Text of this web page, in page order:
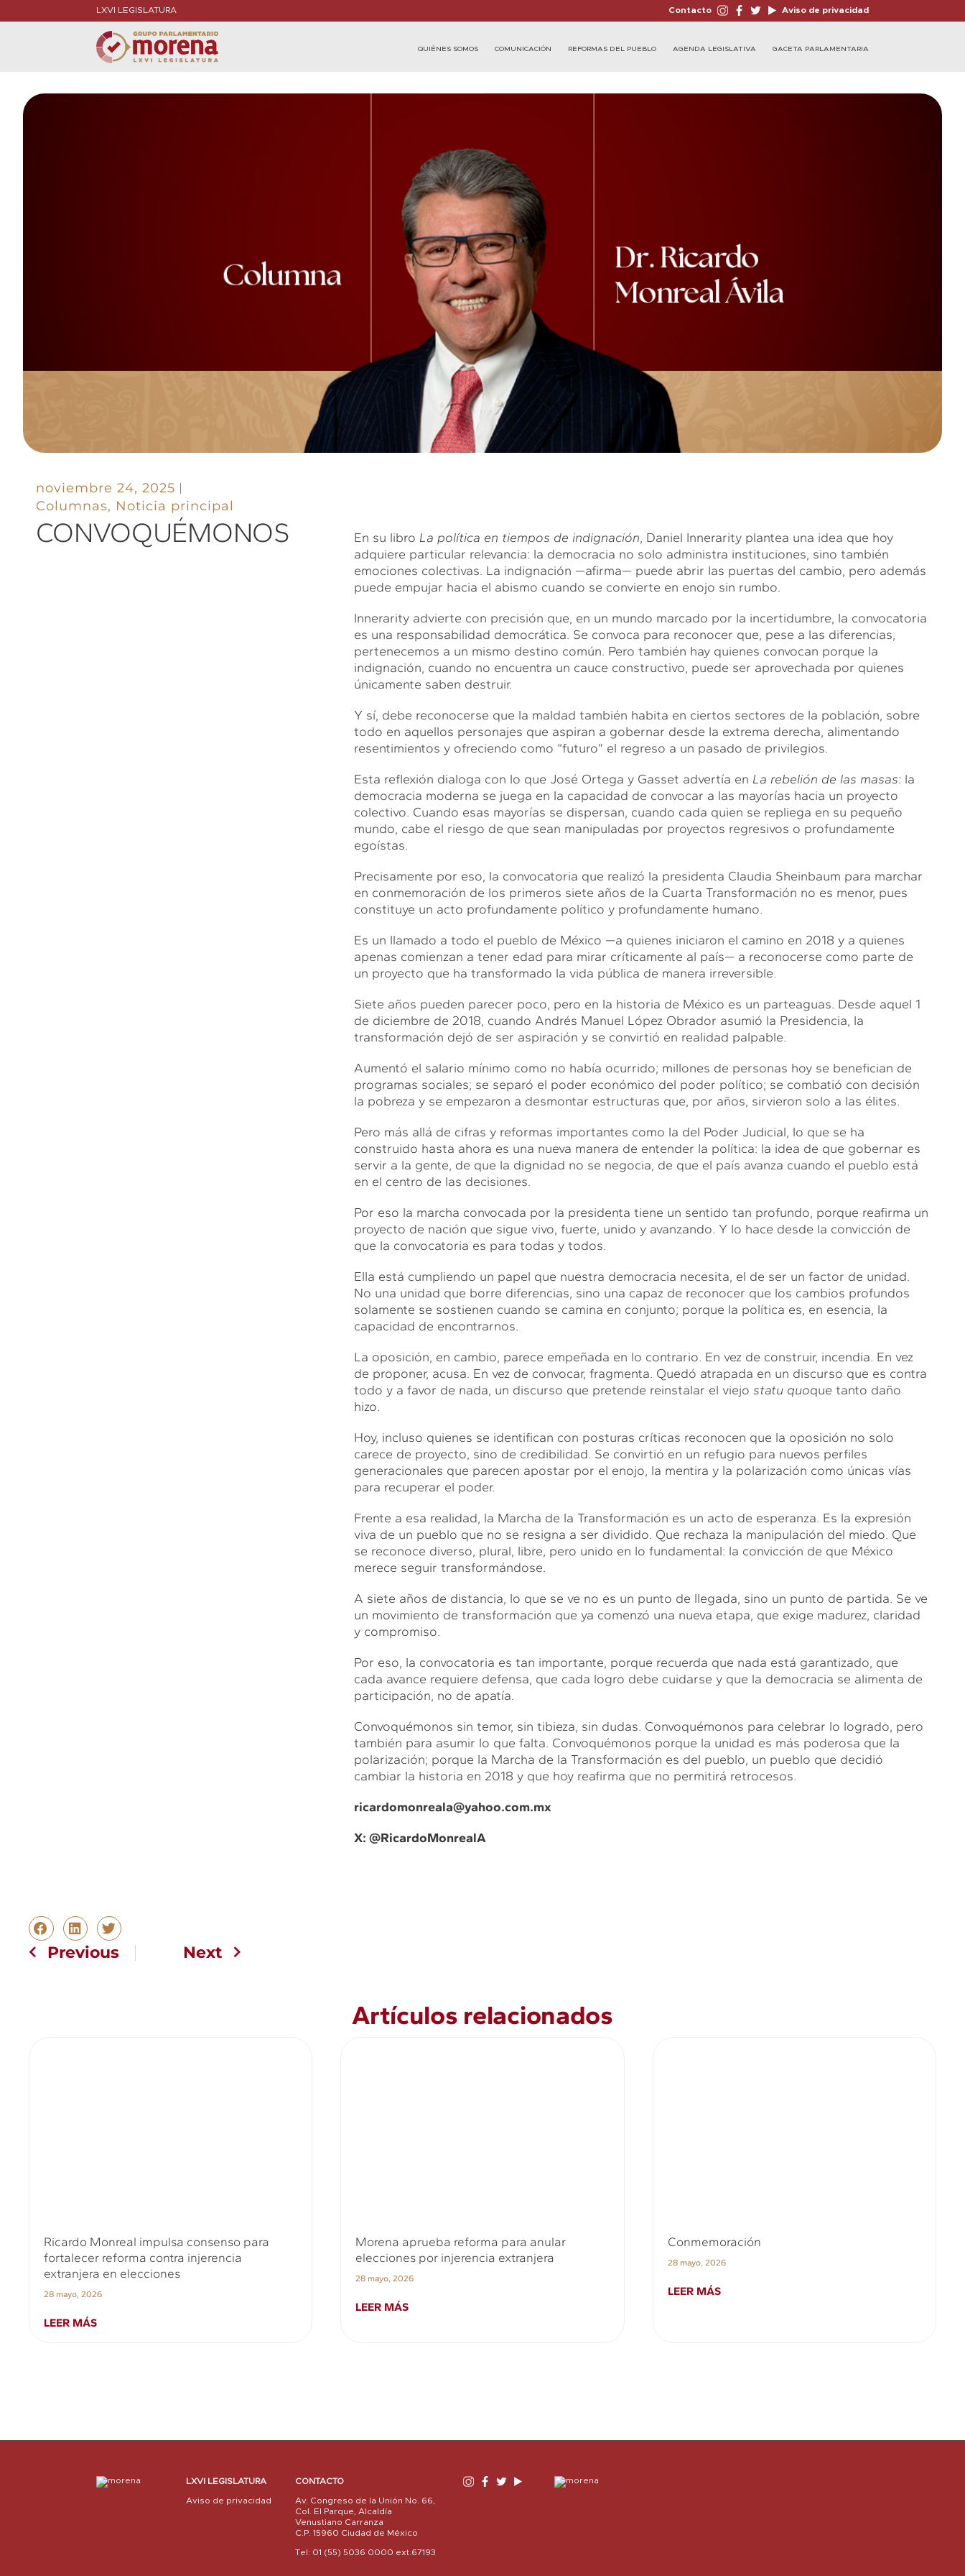
LXVI LEGISLATURA Contacto Aviso de privacidad
QUIÉNES SOMOS COMUNICACIÓN REFORMAS DEL PUEBLO AGENDA LEGISLATIVA GACETA PARLAMENTARIA
noviembre 24, 2025
Columnas, Noticia principal
CONVOQUÉMONOS En su libro La política en tiempos de indignación, Daniel Innerarity plantea una idea que hoy
adquiere particular relevancia: la democracia no solo administra instituciones, sino también
emociones colectivas. La indignación —afirma— puede abrir las puertas del cambio, pero además
puede empujar hacia el abismo cuando se convierte en enojo sin rumbo.
Innerarity advierte con precisión que, en un mundo marcado por la incertidumbre, la convocatoria
es una responsabilidad democrática. Se convoca para reconocer que, pese a las diferencias,
pertenecemos a un mismo destino común. Pero también hay quienes convocan porque la
indignación, cuando no encuentra un cauce constructivo, puede ser aprovechada por quienes
únicamente saben destruir.
Y sí, debe reconocerse que la maldad también habita en ciertos sectores de la población, sobre
todo en aquellos personajes que aspiran a gobernar desde la extrema derecha, alimentando
resentimientos y ofreciendo como “futuro” el regreso a un pasado de privilegios.
Esta reflexión dialoga con lo que José Ortega y Gasset advertía en La rebelión de las masas: la
democracia moderna se juega en la capacidad de convocar a las mayorías hacia un proyecto
colectivo. Cuando esas mayorías se dispersan, cuando cada quien se repliega en su pequeño
mundo, cabe el riesgo de que sean manipuladas por proyectos regresivos o profundamente
egoístas.
Precisamente por eso, la convocatoria que realizó la presidenta Claudia Sheinbaum para marchar
en conmemoración de los primeros siete años de la Cuarta Transformación no es menor, pues
constituye un acto profundamente político y profundamente humano.
Es un llamado a todo el pueblo de México —a quienes iniciaron el camino en 2018 y a quienes
apenas comienzan a tener edad para mirar críticamente al país— a reconocerse como parte de
un proyecto que ha transformado la vida pública de manera irreversible.
Siete años pueden parecer poco, pero en la historia de México es un parteaguas. Desde aquel 1
de diciembre de 2018, cuando Andrés Manuel López Obrador asumió la Presidencia, la
transformación dejó de ser aspiración y se convirtió en realidad palpable.
Aumentó el salario mínimo como no había ocurrido; millones de personas hoy se benefician de
programas sociales; se separó el poder económico del poder político; se combatió con decisión
la pobreza y se empezaron a desmontar estructuras que, por años, sirvieron solo a las élites.
Pero más allá de cifras y reformas importantes como la del Poder Judicial, lo que se ha
construido hasta ahora es una nueva manera de entender la política: la idea de que gobernar es
servir a la gente, de que la dignidad no se negocia, de que el país avanza cuando el pueblo está
en el centro de las decisiones.
Por eso la marcha convocada por la presidenta tiene un sentido tan profundo, porque reafirma un
proyecto de nación que sigue vivo, fuerte, unido y avanzando. Y lo hace desde la convicción de
que la convocatoria es para todas y todos.
Ella está cumpliendo un papel que nuestra democracia necesita, el de ser un factor de unidad.
No una unidad que borre diferencias, sino una capaz de reconocer que los cambios profundos
solamente se sostienen cuando se camina en conjunto; porque la política es, en esencia, la
capacidad de encontrarnos.
La oposición, en cambio, parece empeñada en lo contrario. En vez de construir, incendia. En vez
de proponer, acusa. En vez de convocar, fragmenta. Quedó atrapada en un discurso que es contra
todo y a favor de nada, un discurso que pretende reinstalar el viejo statu quoque tanto daño
hizo.
Hoy, incluso quienes se identifican con posturas críticas reconocen que la oposición no solo
carece de proyecto, sino de credibilidad. Se convirtió en un refugio para nuevos perfiles
generacionales que parecen apostar por el enojo, la mentira y la polarización como únicas vías
para recuperar el poder.
Frente a esa realidad, la Marcha de la Transformación es un acto de esperanza. Es la expresión
viva de un pueblo que no se resigna a ser dividido. Que rechaza la manipulación del miedo. Que
se reconoce diverso, plural, libre, pero unido en lo fundamental: la convicción de que México
merece seguir transformándose.
A siete años de distancia, lo que se ve no es un punto de llegada, sino un punto de partida. Se ve
un movimiento de transformación que ya comenzó una nueva etapa, que exige madurez, claridad
y compromiso.
Por eso, la convocatoria es tan importante, porque recuerda que nada está garantizado, que
cada avance requiere defensa, que cada logro debe cuidarse y que la democracia se alimenta de
participación, no de apatía.
Convoquémonos sin temor, sin tibieza, sin dudas. Convoquémonos para celebrar lo logrado, pero
también para asumir lo que falta. Convoquémonos porque la unidad es más poderosa que la
polarización; porque la Marcha de la Transformación es del pueblo, un pueblo que decidió
cambiar la historia en 2018 y que hoy reafirma que no permitirá retrocesos.
ricardomonreala@yahoo.com.mx
X: @RicardoMonrealA
Previous Next
Artículos relacionados
Ricardo Monreal impulsa consenso para
fortalecer reforma contra injerencia
extranjera en elecciones
28 mayo, 2026
LEER MÁS
Morena aprueba reforma para anular
elecciones por injerencia extranjera
28 mayo, 2026
LEER MÁS
Conmemoración
28 mayo, 2026
LEER MÁS
LXVI LEGISLATURA
Aviso de privacidad
CONTACTO
Av. Congreso de la Unión No. 66,
Col. El Parque, Alcaldía
Venustiano Carranza
C.P. 15960 Ciudad de México
Tel: 01 (55) 5036 0000 ext.67193